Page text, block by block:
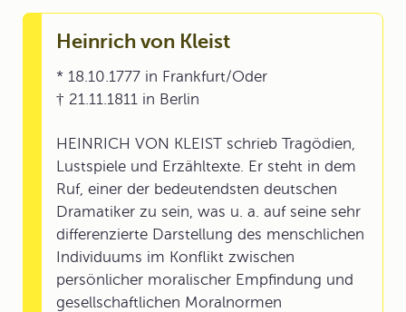
Heinrich von Kleist
* 18.10.1777 in Frankfurt/Oder
† 21.11.1811 in Berlin
HEINRICH VON KLEIST schrieb Tragödien,
Lustspiele und Erzähltexte. Er steht in dem
Ruf, einer der bedeutendsten deutschen
Dramatiker zu sein, was u. a. auf seine sehr
differenzierte Darstellung des menschlichen
Individuums im Konflikt zwischen
persönlicher moralischer Empfindung und
gesellschaftlichen Moralnormen